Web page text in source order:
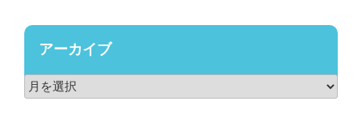
アーカイブ